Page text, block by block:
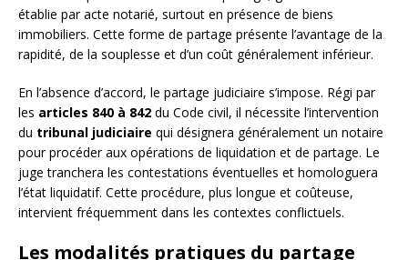
établie par acte notarié, surtout en présence de biens
immobiliers. Cette forme de partage présente l’avantage de la
rapidité, de la souplesse et d’un coût généralement inférieur.
En l’absence d’accord, le partage judiciaire s’impose. Régi par
les articles 840 à 842 du Code civil, il nécessite l’intervention
du tribunal judiciaire qui désignera généralement un notaire
pour procéder aux opérations de liquidation et de partage. Le
juge tranchera les contestations éventuelles et homologuera
l’état liquidatif. Cette procédure, plus longue et coûteuse,
intervient fréquemment dans les contextes conflictuels.
Les modalités pratiques du partage